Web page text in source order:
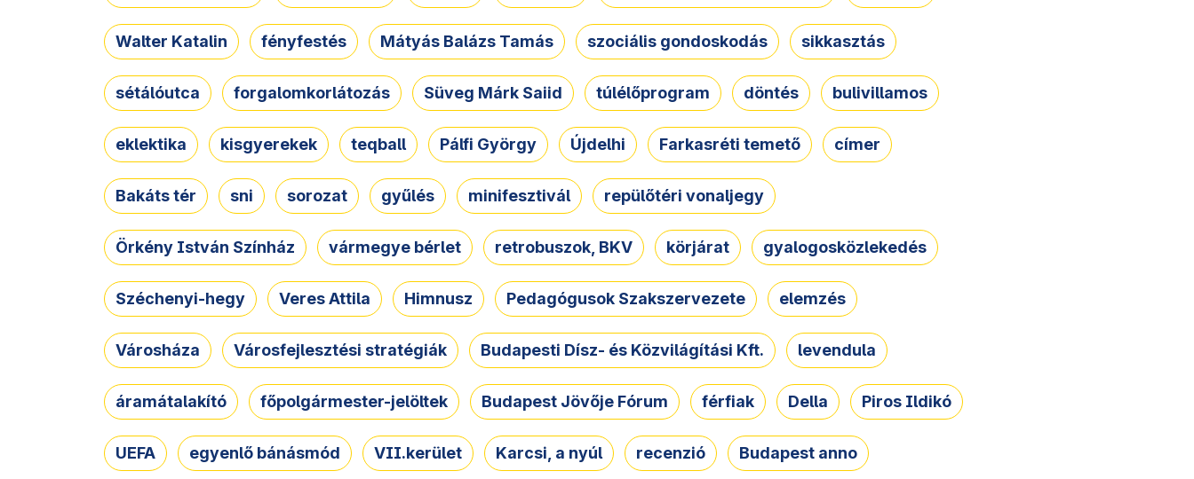
Walter Katalin fényfestés Mátyás Balázs Tamás szociális gondoskodás sikkasztás
sétálóutca forgalomkorlátozás Süveg Márk Saiid túlélőprogram döntés bulivillamos
eklektika kisgyerekek teqball Pálfi György Újdelhi Farkasréti temető címer
Bakáts tér sni sorozat gyűlés minifesztivál repülőtéri vonaljegy
Örkény István Színház vármegye bérlet retrobuszok, BKV körjárat gyalogosközlekedés
Széchenyi-hegy Veres Attila Himnusz Pedagógusok Szakszervezete elemzés
Városháza Városfejlesztési stratégiák Budapesti Dísz- és Közvilágítási Kft. levendula
áramátalakító főpolgármester-jelöltek Budapest Jövője Fórum férfiak Della Piros Ildikó
UEFA egyenlő bánásmód VII.kerület Karcsi, a nyúl recenzió Budapest anno